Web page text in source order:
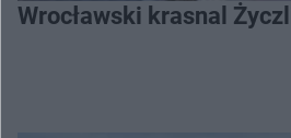
Wrocławski krasnal